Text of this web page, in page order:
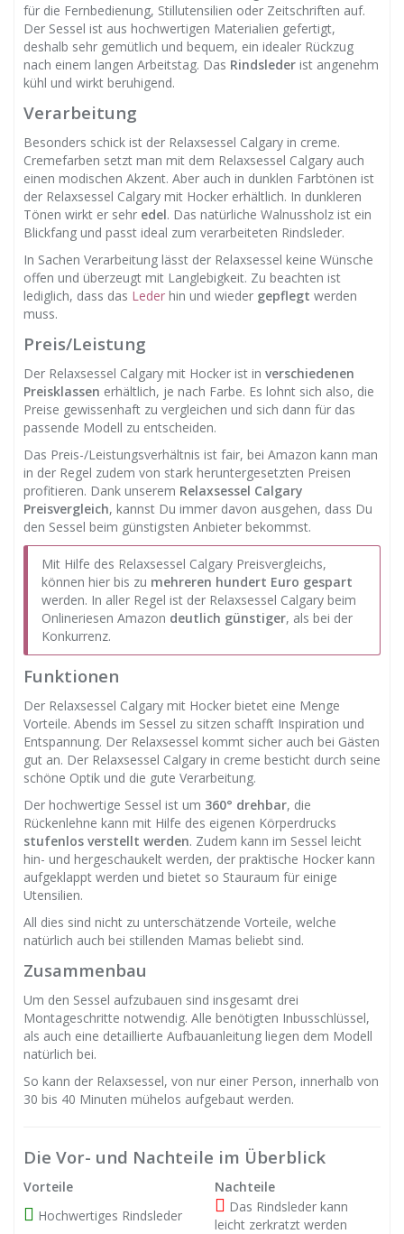
für die Fernbedienung, Stillutensilien oder Zeitschriften auf.
Der Sessel ist aus hochwertigen Materialien gefertigt,
deshalb sehr gemütlich und bequem, ein idealer Rückzug
nach einem langen Arbeitstag. Das Rindsleder ist angenehm
kühl und wirkt beruhigend.
Verarbeitung
Besonders schick ist der Relaxsessel Calgary in creme.
Cremefarben setzt man mit dem Relaxsessel Calgary auch
einen modischen Akzent. Aber auch in dunklen Farbtönen ist
der Relaxsessel Calgary mit Hocker erhältlich. In dunkleren
Tönen wirkt er sehr edel. Das natürliche Walnussholz ist ein
Blickfang und passt ideal zum verarbeiteten Rindsleder.
In Sachen Verarbeitung lässt der Relaxsessel keine Wünsche
offen und überzeugt mit Langlebigkeit. Zu beachten ist
lediglich, dass das Leder hin und wieder gepflegt werden
muss.
Preis/Leistung
Der Relaxsessel Calgary mit Hocker ist in verschiedenen
Preisklassen erhältlich, je nach Farbe. Es lohnt sich also, die
Preise gewissenhaft zu vergleichen und sich dann für das
passende Modell zu entscheiden.
Das Preis-/Leistungsverhältnis ist fair, bei Amazon kann man
in der Regel zudem von stark heruntergesetzten Preisen
profitieren. Dank unserem Relaxsessel Calgary
Preisvergleich, kannst Du immer davon ausgehen, dass Du
den Sessel beim günstigsten Anbieter bekommst.
Mit Hilfe des Relaxsessel Calgary Preisvergleichs,
können hier bis zu mehreren hundert Euro gespart
werden. In aller Regel ist der Relaxsessel Calgary beim
Onlineriesen Amazon deutlich günstiger, als bei der
Konkurrenz.
Funktionen
Der Relaxsessel Calgary mit Hocker bietet eine Menge
Vorteile. Abends im Sessel zu sitzen schafft Inspiration und
Entspannung. Der Relaxsessel kommt sicher auch bei Gästen
gut an. Der Relaxsessel Calgary in creme besticht durch seine
schöne Optik und die gute Verarbeitung.
Der hochwertige Sessel ist um 360° drehbar, die
Rückenlehne kann mit Hilfe des eigenen Körperdrucks
stufenlos verstellt werden. Zudem kann im Sessel leicht
hin- und hergeschaukelt werden, der praktische Hocker kann
aufgeklappt werden und bietet so Stauraum für einige
Utensilien.
All dies sind nicht zu unterschätzende Vorteile, welche
natürlich auch bei stillenden Mamas beliebt sind.
Zusammenbau
Um den Sessel aufzubauen sind insgesamt drei
Montageschritte notwendig. Alle benötigten Inbusschlüssel,
als auch eine detaillierte Aufbauanleitung liegen dem Modell
natürlich bei.
So kann der Relaxsessel, von nur einer Person, innerhalb von
30 bis 40 Minuten mühelos aufgebaut werden.
Die Vor- und Nachteile im Überblick
Vorteile
Nachteile
Hochwertiges Rindsleder
Das Rindsleder kann
leicht zerkratzt werden